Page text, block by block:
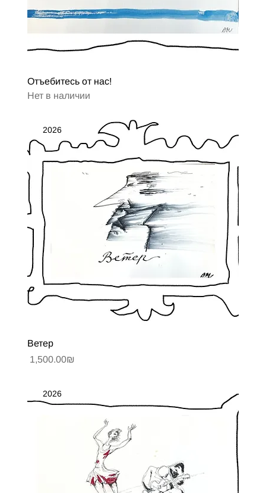
Отъебитесь от нас!
Нет в наличии
2026
Ветер
Цена
‏1,500.00 ‏₪
2026